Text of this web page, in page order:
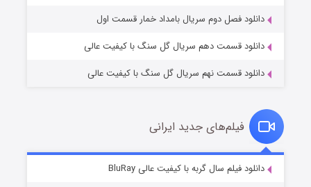
قسمت۷ (زیرنویس) منتشر شد
دانلود فصل دوم سریال بامداد خمار قسمت اول
دانلود قسمت دهم سریال گل سنگ با کیفیت عالی
دانلود قسمت نهم سریال گل سنگ با کیفیت عالی
فیلم‌های جدید ایرانی
دانلود فیلم سال گربه با کیفیت عالی BluRay